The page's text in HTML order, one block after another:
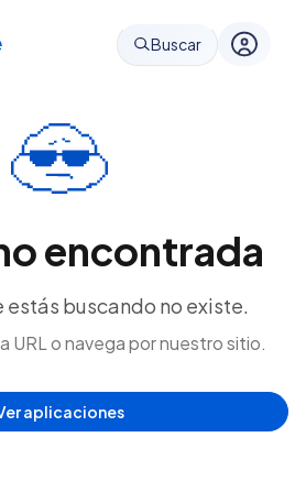
Buscar
encontrada
estás buscando no existe.
URL o navega por nuestro sitio.
aplicaciones